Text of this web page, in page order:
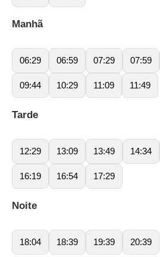
Manhã
06:29 06:59 07:29 07:59
09:44 10:29 11:09 11:49
Tarde
12:29 13:09 13:49 14:34
16:19 16:54 17:29
Noite
18:04 18:39 19:39 20:39